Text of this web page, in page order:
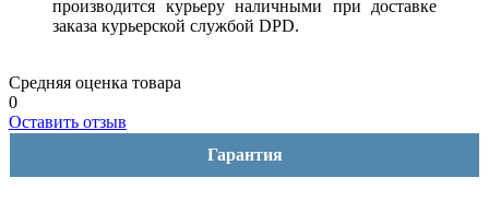
производится курьеру наличными при доставке
заказа курьерской службой DPD.
Средняя оценка товара
0
Оставить отзыв
Гарантия